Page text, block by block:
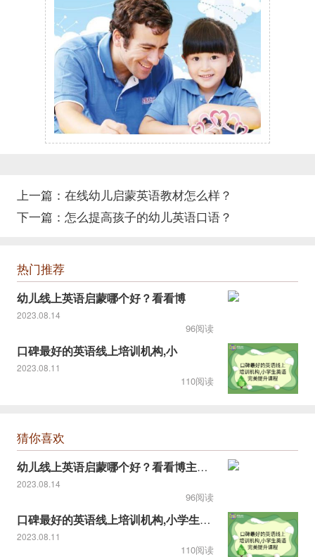
上一篇： 在线幼儿启蒙英语教材怎么样？
下一篇： 怎么提高孩子的幼儿英语口语？
热门推荐
幼儿线上英语启蒙哪个好？看看博
2023.08.14
96阅读
口碑最好的英语线上培训机构,小
2023.08.11
110阅读
猜你喜欢
幼儿线上英语启蒙哪个好？看看博主推荐的！
2023.08.14
96阅读
口碑最好的英语线上培训机构,小学生英语完美提升课程
2023.08.11
110阅读